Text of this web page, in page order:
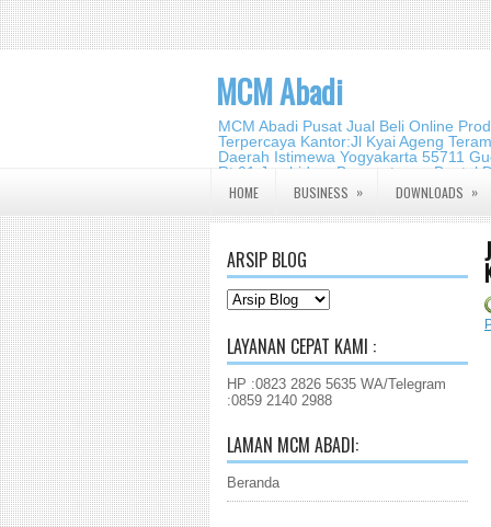
MCM Abadi
MCM Abadi Pusat Jual Beli Online
Terpercaya Kantor:Jl Kyai Ageng
Daerah Istimewa Yogyakarta 55711
Rt.01,Jambidan,
2140 2988
HOME BUSINESS » DOWNLOADS »
ARSIP BLOG
LAYANAN CEPAT KAMI :
HP :0823 2826 5635 WA/Telegram
:0859 2140 2988
LAMAN MCM ABADI:
Beranda